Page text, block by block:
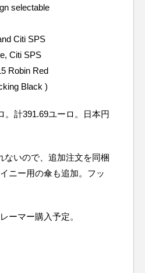
selectable
Citi SPS
Citi SPS
Robin Red
Black )
。計391.69ユーロ。日本円
ないので、追加注文を同梱
ニー用の傘も追加。フッ
ーマー購入予定。